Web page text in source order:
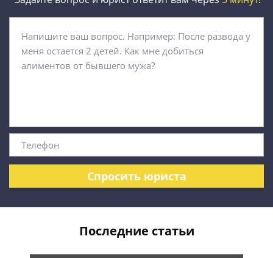
Спросить юриста
Последние статьи